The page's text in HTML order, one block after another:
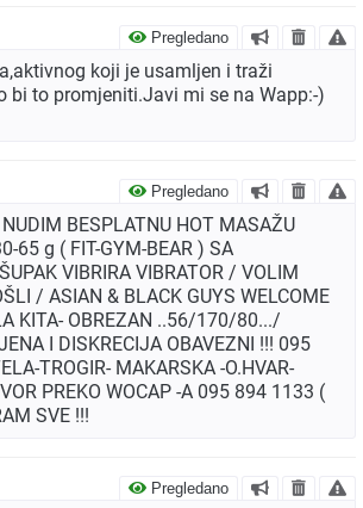
Pregledano
koji je usamljen i traži
bi to promjeniti.Javi mi se na Wapp:-)
Pregledano
BESPLATNU HOT MASAŽU
65 g ( FIT-GYM-BEAR ) SA
VIBRIRA VIBRATOR / VOLIM
/ ASIAN & BLACK GUYS WELCOME
KITA- OBREZAN ..56/170/80.../
I DISKRECIJA OBAVEZNI !!! 095
TROGIR- MAKARSKA -O.HVAR-
PREKO WOCAP -A 095 894 1133 (
SVE !!!
Pregledano